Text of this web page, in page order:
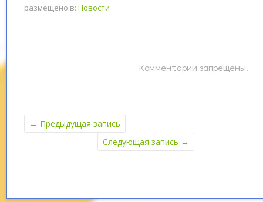
размещено в: Новости
Комментарии запрещены.
← Предыдущая запись
Следующая запись →